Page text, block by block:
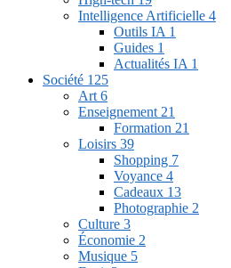
Intelligence Artificielle 4
Outils IA 1
Guides 1
Actualités IA 1
Société 125
Art 6
Enseignement 21
Formation 21
Loisirs 39
Shopping 7
Voyance 4
Cadeaux 13
Photographie 2
Culture 3
Économie 2
Musique 5